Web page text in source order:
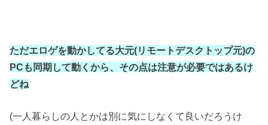
ただエロゲを動かしてる大元(リモートデスクトップ元)の
PCも同期して動くから、その点は注意が必要ではあるけ
どね
(一人暮らしの人とかは別に気にしなくて良いだろうけ